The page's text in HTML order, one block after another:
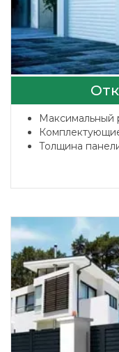
Максимальный
Толщина